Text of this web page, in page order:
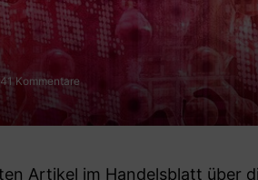
41 Kommentare
Artikel im Handelsblatt über